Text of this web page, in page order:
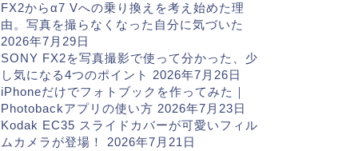
FX2からα7 Vへの乗り換えを考え始めた理
由。写真を撮らなくなった自分に気づいた
2026年7月29日
SONY FX2を写真撮影で使って分かった、少
し気になる4つのポイント 2026年7月26日
iPhoneだけでフォトブックを作ってみた｜
Photobackアプリの使い方 2026年7月23日
Kodak EC35 スライドカバーが可愛いフィル
ムカメラが登場！
2026年7月21日